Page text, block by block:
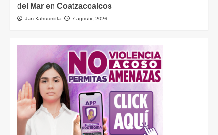
del Mar en Coatzacoalcos
Jan Xahuentitla 7 agosto, 2026